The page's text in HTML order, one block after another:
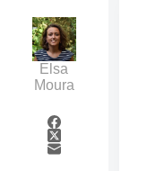
Elsa
Moura